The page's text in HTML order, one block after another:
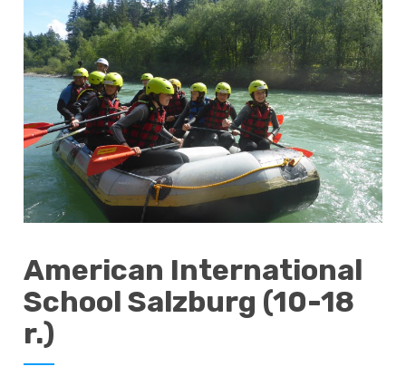
American International
School Salzburg (10-18
r.)